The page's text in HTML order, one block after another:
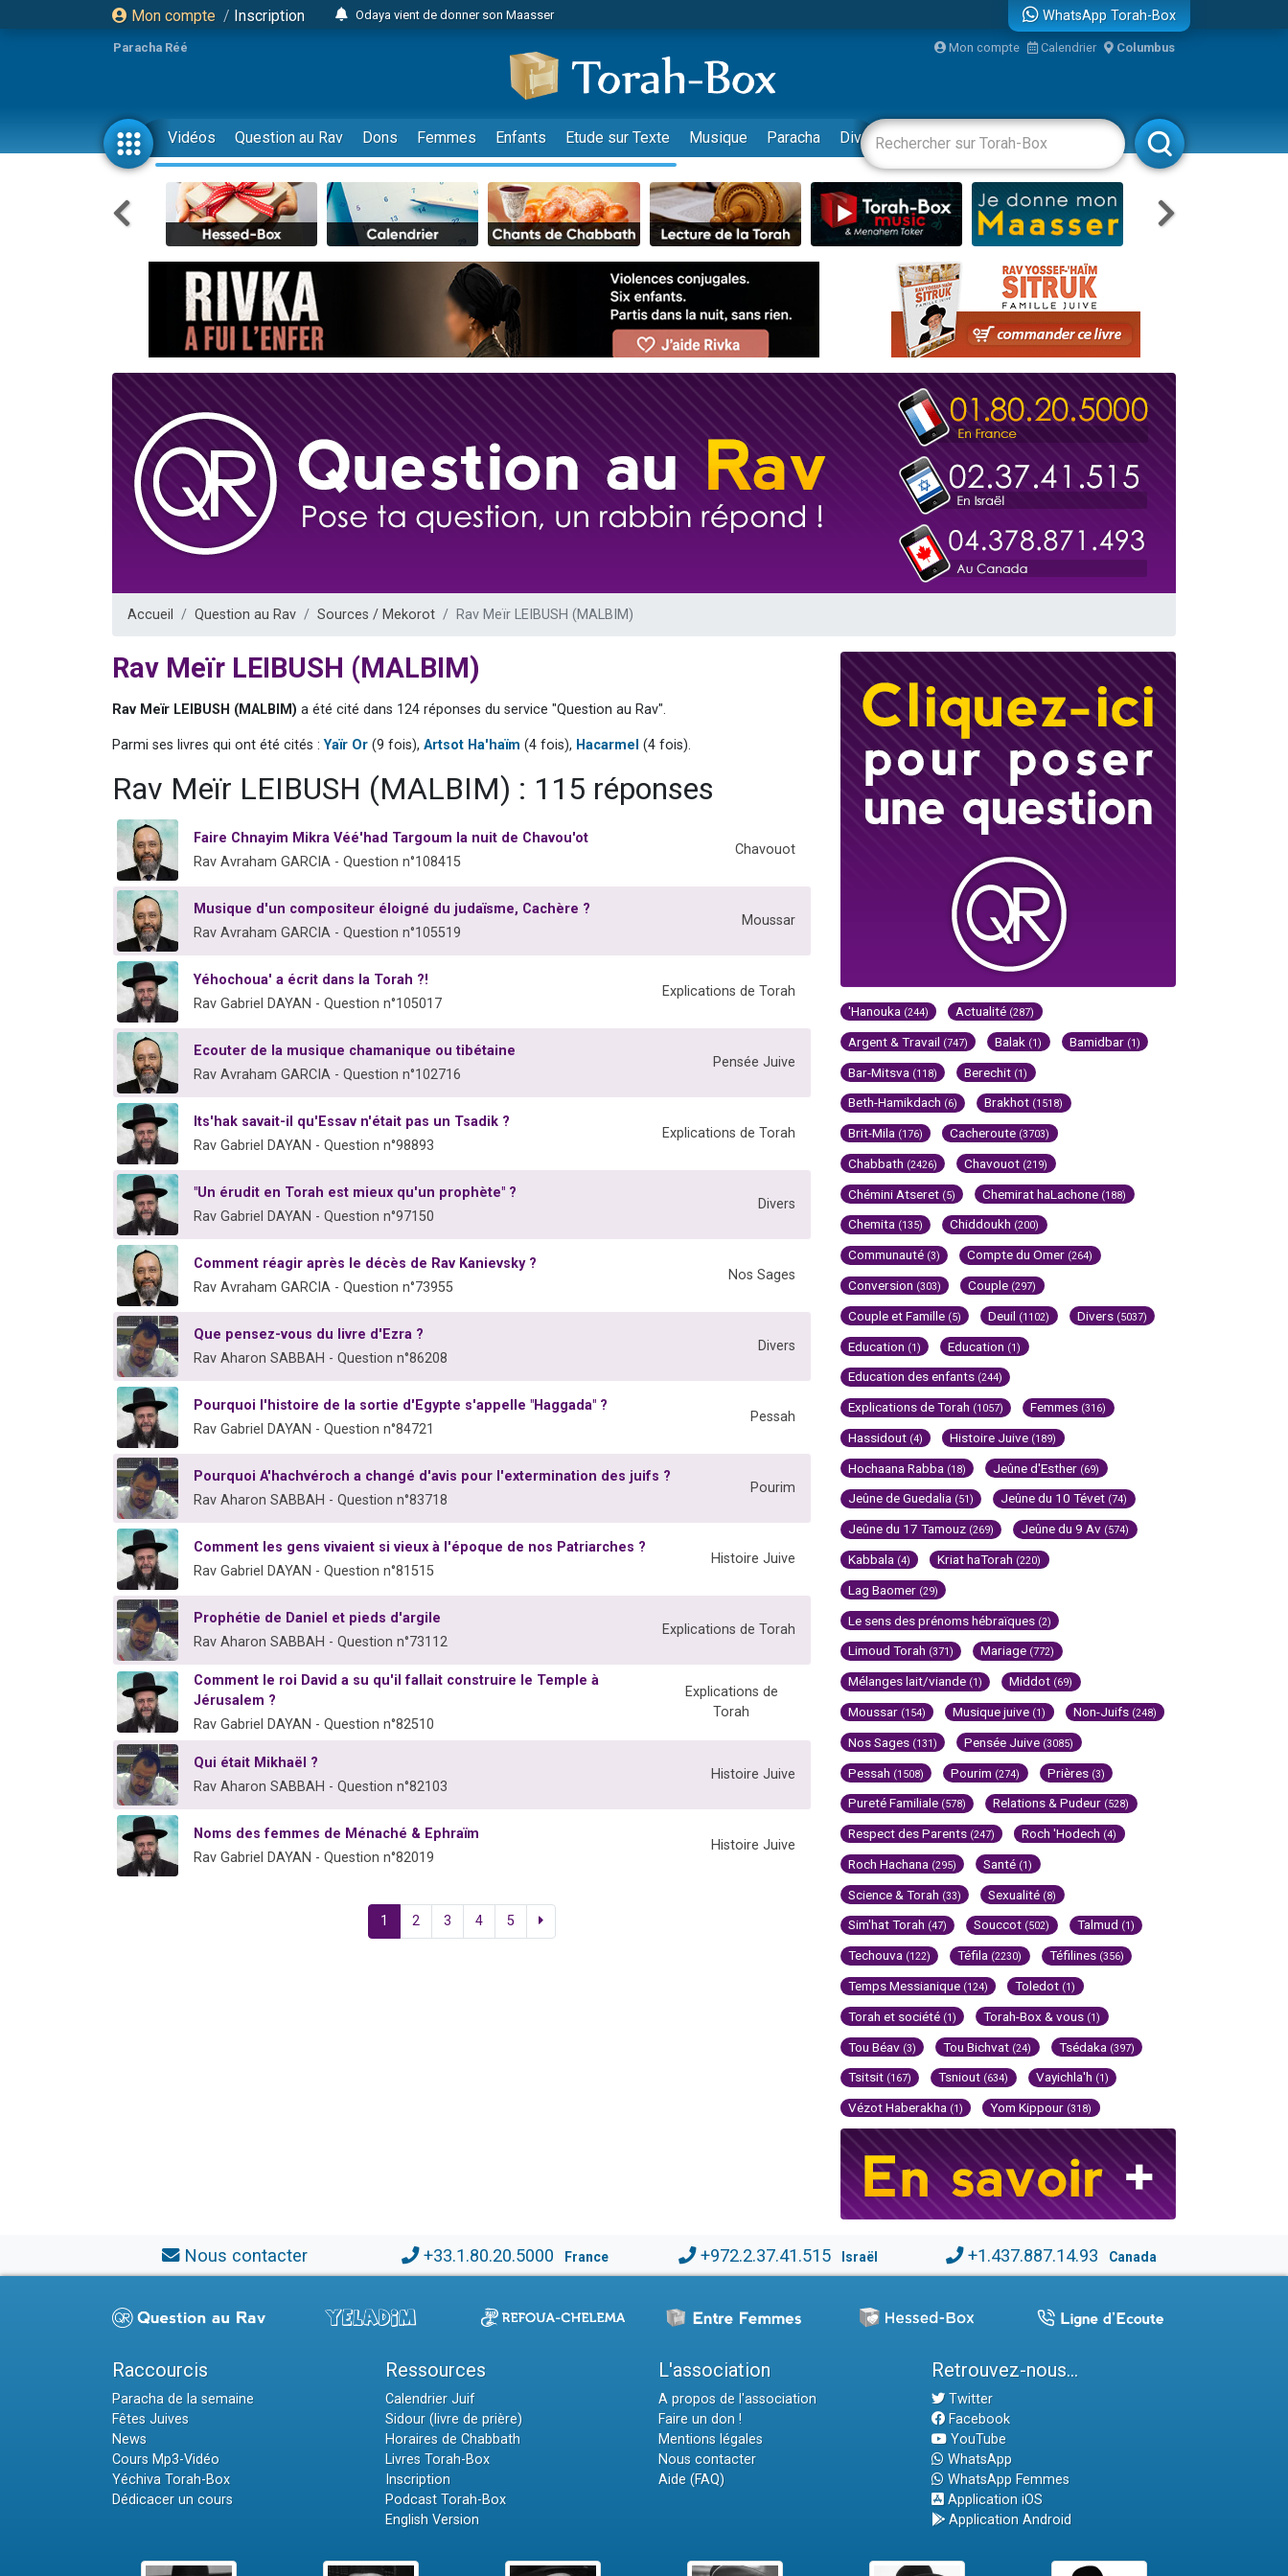
Mon compte / Inscription
Odaya vient de donner son Maasser
3 personnes viennent de faire un don pour Diane, 80 ans, dans un appartement insalubre
2 personnes viennent de nous rejoindre sur WhatsApp
13 personnes viennent de demander une bénédiction
12 nouvelles musiques dans Torah-Box Music
30 personnes viennent de faire un don pour Sauvez la jambe de Yohan
Il reste 49 places pour étudier en groupe sur Zoom
3 personnes viennent de nous rejoindre sur WhatsApp
2 personnes viennent de nous rejoindre sur WhatsApp
3 personnes viennent de nous rejoindre sur WhatsApp
2 nouvelles musiques dans Torah-Box Music
8 personnes viennent de faire un don pour Tsédaka : pauvres d'Israel
Nouvelle émission radio : Visions de grandeur n°104 : Le Chabbath et le Birkat Hamazone à travers le temps
61 personnes viennent de demander une bénédiction
Ariel vient de donner son Maasser
Il reste 49 places pour étudier en groupe sur Zoom
Nathaniel vient de donner son Maasser
6 personnes viennent de faire un don pour 5 enfants déjà orphelins risquent de perdre leur maman
WhatsApp Torah-Box
Paracha Réé Mon compte Calendrier Columbus
Vidéos Question au Rav Dons Femmes Enfants Etude sur Texte Musique Paracha Divertissements Livres Rabbanim
Accueil Question au Rav Sources / Mekorot Rav Meïr LEIBUSH (MALBIM)
Rav Meïr LEIBUSH (MALBIM)
Rav Meïr LEIBUSH (MALBIM) a été cité dans 124 réponses du service "Question au Rav".
Parmi ses livres qui ont été cités :Yaïr Or (9 fois), Artsot Ha'haïm (4 fois), Hacarmel (4 fois).
Rav Meïr LEIBUSH (MALBIM) : 115 réponses
Faire Chnayim Mikra Véé'had Targoum la nuit de Chavou'ot
Rav Avraham GARCIA - Question n°108415
Chavouot
Musique d'un compositeur éloigné du judaïsme, Cachère ?
Rav Avraham GARCIA - Question n°105519
Moussar
Yéhochoua' a écrit dans la Torah ?!
Rav Gabriel DAYAN - Question n°105017
Explications de Torah
Ecouter de la musique chamanique ou tibétaine
Rav Avraham GARCIA - Question n°102716
Pensée Juive
Its'hak savait-il qu'Essav n'était pas un Tsadik ?
Rav Gabriel DAYAN - Question n°98893
Explications de Torah
"Un érudit en Torah est mieux qu'un prophète" ?
Rav Gabriel DAYAN - Question n°97150
Divers
Comment réagir après le décès de Rav Kanievsky ?
Rav Avraham GARCIA - Question n°73955
Nos Sages
Que pensez-vous du livre d'Ezra ?
Rav Aharon SABBAH - Question n°86208
Divers
Pourquoi l'histoire de la sortie d'Egypte s'appelle "Haggada" ?
Rav Gabriel DAYAN - Question n°84721
Pessah
Pourquoi A'hachvéroch a changé d'avis pour l'extermination des juifs ?
Rav Aharon SABBAH - Question n°83718
Pourim
Comment les gens vivaient si vieux à l'époque de nos Patriarches ?
Rav Gabriel DAYAN - Question n°81515
Histoire Juive
Prophétie de Daniel et pieds d'argile
Rav Aharon SABBAH - Question n°73112
Explications de Torah
Comment le roi David a su qu'il fallait construire le Temple à
Jérusalem ?
Rav Gabriel DAYAN - Question n°82510
Explications de
Torah
Qui était Mikhaël ?
Rav Aharon SABBAH - Question n°82103
Histoire Juive
Noms des femmes de Ménaché & Ephraïm
Rav Gabriel DAYAN - Question n°82019
Histoire Juive
1 2 3 4 5
'Hanouka (244) Actualité (287)
Argent & Travail (747) Balak (1) Bamidbar (1)
Bar-Mitsva (118) Berechit (1)
Beth-Hamikdach (6) Brakhot (1518)
Brit-Mila (176) Cacheroute (3703)
Chabbath (2426) Chavouot (219)
Chémini Atseret (5) Chemirat haLachone (188)
Chemita (135) Chiddoukh (200)
Communauté (3) Compte du Omer (264)
Conversion (303) Couple (297)
Couple et Famille (5) Deuil (1102) Divers (5037)
Education (1) Education (1)
Education des enfants (244)
Explications de Torah (1057) Femmes (316)
Hassidout (4) Histoire Juive (189)
Hochaana Rabba (18) Jeûne d'Esther (69)
Jeûne de Guedalia (51) Jeûne du 10 Tévet (74)
Jeûne du 17 Tamouz (269) Jeûne du 9 Av (574)
Kabbala (4) Kriat haTorah (220)
Lag Baomer (29)
Le sens des prénoms hébraïques (2)
Limoud Torah (371) Mariage (772)
Mélanges lait/viande (1) Middot (69)
Moussar (154) Musique juive (1) Non-Juifs (248)
Nos Sages (131) Pensée Juive (3085)
Pessah (1508) Pourim (274) Prières (3)
Pureté Familiale (578) Relations & Pudeur (528)
Respect des Parents (247) Roch 'Hodech (4)
Roch Hachana (295) Santé (1)
Science & Torah (33) Sexualité (8)
Sim'hat Torah (47) Souccot (502) Talmud (1)
Techouva (122) Téfila (2230) Téfilines (356)
Temps Messianique (124) Toledot (1)
Torah et société (1) Torah-Box & vous (1)
Tou Béav (3) Tou Bichvat (24) Tsédaka (397)
Tsitsit (167) Tsniout (634) Vayichla'h (1)
Vézot Haberakha (1) Yom Kippour (318)
Nous contacter +33.1.80.20.5000 France +972.2.37.41.515 Israël +1.437.887.14.93 Canada
Raccourcis
Paracha de la semaine
Fêtes Juives
News
Cours Mp3-Vidéo
Yéchiva Torah-Box
Dédicacer un cours
Ressources
Calendrier Juif
Sidour (livre de prière)
Horaires de Chabbath
Livres Torah-Box
Inscription
Podcast Torah-Box
English Version
L'association
A propos de l'association
Faire un don !
Mentions légales
Nous contacter
Aide (FAQ)
Retrouvez-nous...
Twitter
Facebook
YouTube
WhatsApp
WhatsApp Femmes
Application iOS
Application Android